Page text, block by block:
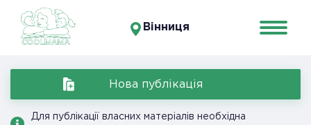
Вінниця
Нова публікація
Для публікації власних матеріалів необхідна